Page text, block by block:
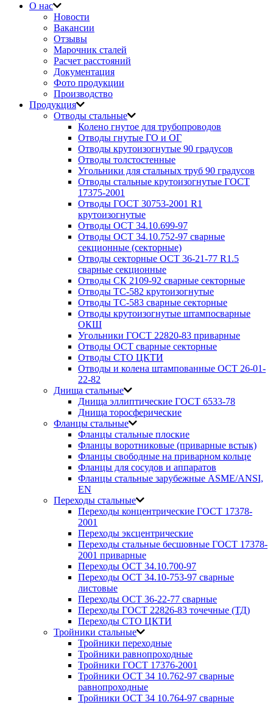
О нас
Новости
Вакансии
Отзывы
Марочник сталей
Расчет расстояний
Документация
Фото продукции
Производство
Продукция
Отводы стальные
Колено гнутое для трубопроводов
Отводы гнутые ГО и ОГ
Отводы крутоизогнутые 90 градусов
Отводы толстостенные
Угольники для стальных труб 90 градусов
Отводы стальные крутоизогнутые ГОСТ
17375-2001
Отводы ГОСТ 30753-2001 R1
крутоизогнутые
Отводы ОСТ 34.10.699-97
Отводы ОСТ 34.10.752-97 сварные
секционные (секторные)
Отводы секторные ОСТ 36-21-77 R1.5
сварные секционные
Отводы СК 2109-92 сварные секторные
Отводы ТС-582 крутоизогнутые
Отводы ТС-583 сварные секторные
Отводы крутоизогнутые штампосварные
ОКШ
Угольники ГОСТ 22820-83 приварные
Отводы ОСТ сварные секторные
Отводы СТО ЦКТИ
Отводы и колена штампованные ОСТ 26-01-
22-82
Днища стальные
Днища эллиптические ГОСТ 6533-78
Днища торосферические
Фланцы стальные
Фланцы стальные плоские
Фланцы воротниковые (приварные встык)
Фланцы свободные на приварном кольце
Фланцы для сосудов и аппаратов
Фланцы стальные зарубежные ASME/ANSI,
EN
Переходы стальные
Переходы концентрические ГОСТ 17378-
2001
Переходы эксцентрические
Переходы стальные бесшовные ГОСТ 17378-
2001 приварные
Переходы ОСТ 34.10.700-97
Переходы ОСТ 34.10-753-97 сварные
листовые
Переходы ОСТ 36-22-77 сварные
Переходы ГОСТ 22826-83 точечные (ТД)
Переходы СТО ЦКТИ
Тройники стальные
Тройники переходные
Тройники равнопроходные
Тройники ГОСТ 17376-2001
Тройники ОСТ 34 10.762-97 сварные
равнопроходные
Тройники ОСТ 34 10.764-97 сварные